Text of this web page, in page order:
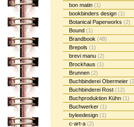
bon matin (1)
bookbinders design (1)
Botanical Paperworks (2)
Bound (1)
Brandbook (48)
Brepols (1)
brevi manu (2)
Brockhaus (1)
Brunnen (2)
Buchbinderei Obermeier
Buchbinderei Rost (12)
Buchproduktion Kühn (1)
Buchwerker (1)
byleedesign (1)
c-art-a (2)